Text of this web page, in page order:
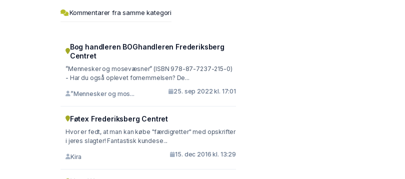
Kommentarer fra samme kategori
Bog handleren BOGhandleren Frederiksberg
Centret
”Mennesker og mosevæsner” (ISBN 978-87-7237-215-0)
- Har du også oplevet fornemmelsen? De...
”Mennesker og mos... 25. sep 2022 kl. 17:01
Føtex Frederiksberg Centret
Hvor er fedt, at man kan købe "færdigretter" med opskrifter
i jeres slagter! Fantastisk kundese...
Kira 15. dec 2016 kl. 13:29